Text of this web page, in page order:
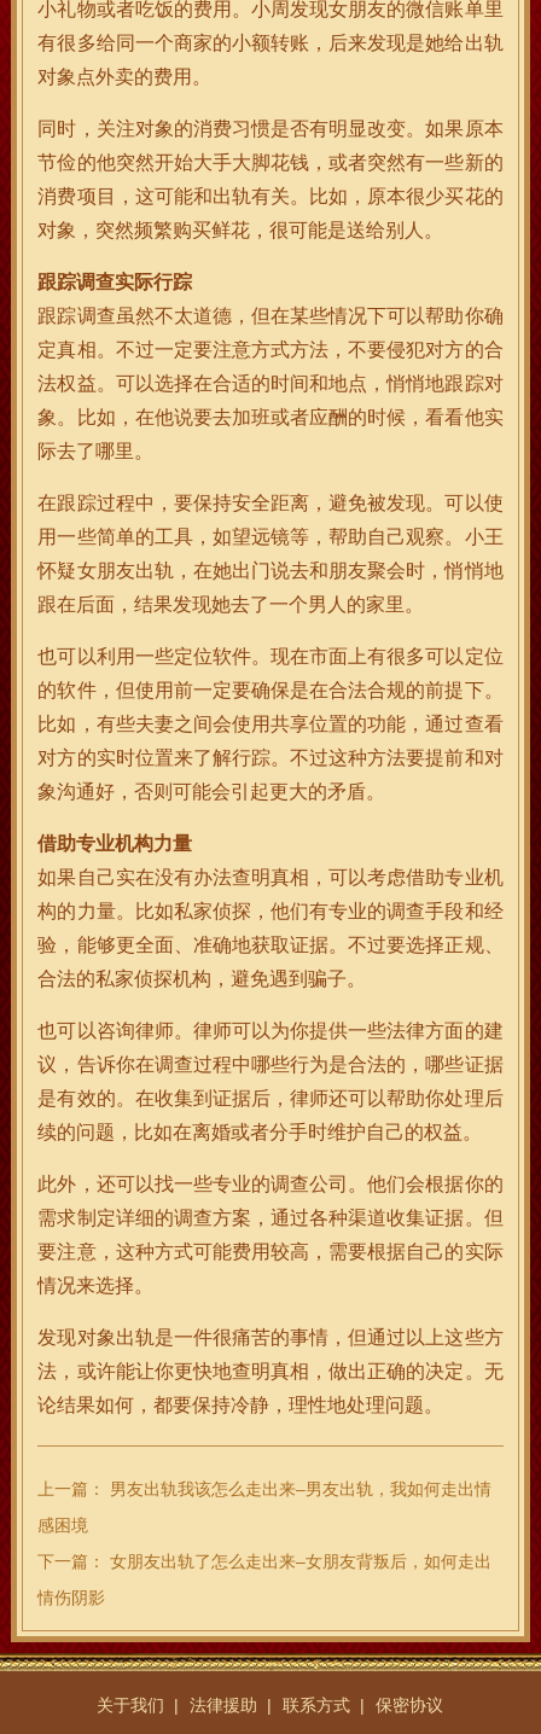
小礼物或者吃饭的费用。小周发现女朋友的微信账单里
有很多给同一个商家的小额转账，后来发现是她给出轨
对象点外卖的费用。
同时，关注对象的消费习惯是否有明显改变。如果原本
节俭的他突然开始大手大脚花钱，或者突然有一些新的
消费项目，这可能和出轨有关。比如，原本很少买花的
对象，突然频繁购买鲜花，很可能是送给别人。
跟踪调查实际行踪
跟踪调查虽然不太道德，但在某些情况下可以帮助你确
定真相。不过一定要注意方式方法，不要侵犯对方的合
法权益。可以选择在合适的时间和地点，悄悄地跟踪对
象。比如，在他说要去加班或者应酬的时候，看看他实
际去了哪里。
在跟踪过程中，要保持安全距离，避免被发现。可以使
用一些简单的工具，如望远镜等，帮助自己观察。小王
怀疑女朋友出轨，在她出门说去和朋友聚会时，悄悄地
跟在后面，结果发现她去了一个男人的家里。
也可以利用一些定位软件。现在市面上有很多可以定位
的软件，但使用前一定要确保是在合法合规的前提下。
比如，有些夫妻之间会使用共享位置的功能，通过查看
对方的实时位置来了解行踪。不过这种方法要提前和对
象沟通好，否则可能会引起更大的矛盾。
借助专业机构力量
如果自己实在没有办法查明真相，可以考虑借助专业机
构的力量。比如私家侦探，他们有专业的调查手段和经
验，能够更全面、准确地获取证据。不过要选择正规、
合法的私家侦探机构，避免遇到骗子。
也可以咨询律师。律师可以为你提供一些法律方面的建
议，告诉你在调查过程中哪些行为是合法的，哪些证据
是有效的。在收集到证据后，律师还可以帮助你处理后
续的问题，比如在离婚或者分手时维护自己的权益。
此外，还可以找一些专业的调查公司。他们会根据你的
需求制定详细的调查方案，通过各种渠道收集证据。但
要注意，这种方式可能费用较高，需要根据自己的实际
情况来选择。
发现对象出轨是一件很痛苦的事情，但通过以上这些方
法，或许能让你更快地查明真相，做出正确的决定。无
论结果如何，都要保持冷静，理性地处理问题。
上一篇：
男友出轨我该怎么走出来–男友出轨，我如何走出情
感困境
下一篇：
女朋友出轨了怎么走出来–女朋友背叛后，如何走出
情伤阴影
关于我们 法律援助 联系方式
保密协议